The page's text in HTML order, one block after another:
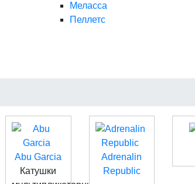
Меласса
Пеллетс
Abu Garcia
Катушки
Adrenalin
Republic